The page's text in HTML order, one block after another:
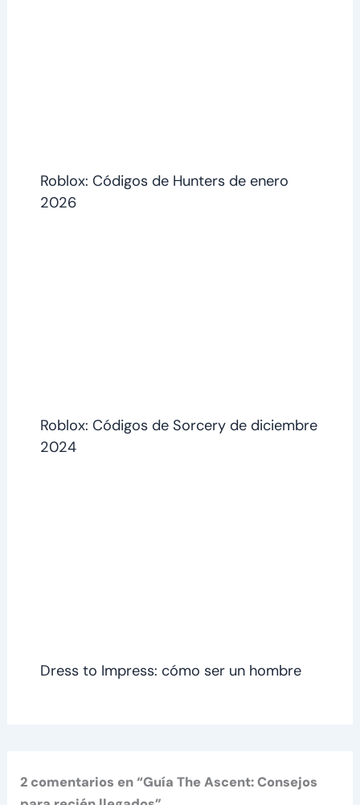
Roblox: Códigos de Hunters de enero
2026
Roblox: Códigos de Sorcery de diciembre
2024
Dress to Impress: cómo ser un hombre
2 comentarios en “Guía The Ascent: Consejos